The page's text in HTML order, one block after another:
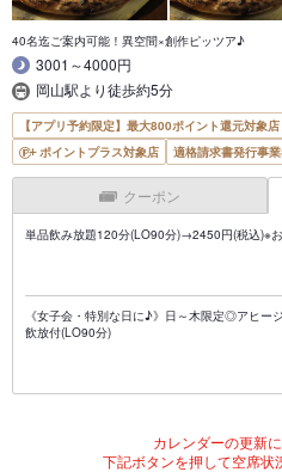
40名迄ご案内可能！異空間×創作ピッツア♪
3001～4000円
岡山駅より徒歩約5分
【アプリ予約限定】最大800ポイント還元対象店
ポイントプラス対象店
適格請求書発行事
クーポン
単品飲み放題120分(LO90分)→2450円(税込)※お
《女子会・特別な日に♪》日～木限定◎アヒー
飲放付(LO90分)
カレンダーの更新
下記ボタンを押して空席状